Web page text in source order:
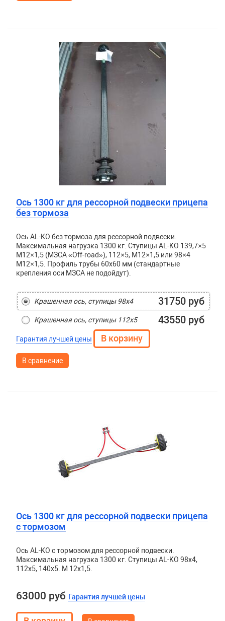
Ось 1300 кг для рессорной подвески прицепа
без тормоза
Ось AL-KO без тормоза для рессорной подвески.
Максимальная нагрузка 1300 кг. Ступицы AL-KO 139,7×5
М12×1,5 (МЗСА «Off-road»), 112×5, М12×1,5 или 98×4
М12×1,5. Профиль трубы 60х60 мм (стандартные
крепления оси МЗСА не подойдут).
Крашенная ось, ступицы 98х4 31750 руб
Крашенная ось, ступицы 112х5 43550 руб
Гарантия лучшей цены
В сравнение
Ось 1300 кг для рессорной подвески прицепа
с тормозом
Ось AL-KO с тормозом для рессорной подвески.
Максимальная нагрузка 1300 кг. Ступицы AL-KO 98х4,
112х5, 140х5. М 12х1,5.
63000 руб Гарантия лучшей цены